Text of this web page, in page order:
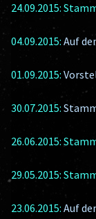
24.09.2015:
04.09.2015: Auf
01.09.2015:
30.07.2015:
26.06.2015:
29.05.2015:
23.06.2015: Auf